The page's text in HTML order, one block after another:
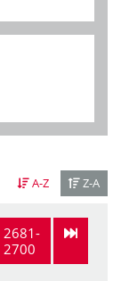
A-Z Z-A
2681-
2700